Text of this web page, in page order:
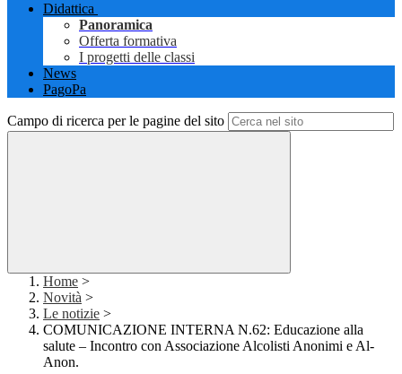
Didattica
Panoramica
Offerta formativa
I progetti delle classi
News
PagoPa
Campo di ricerca per le pagine del sito
Home >
Novità >
Le notizie >
COMUNICAZIONE INTERNA N.62: Educazione alla
salute – Incontro con Associazione Alcolisti Anonimi e Al-
Anon.